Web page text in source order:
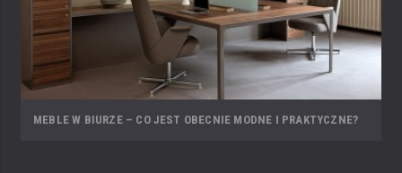
MEBLE W BIURZE – CO JEST OBECNIE MODNE I PRAKTYCZNE?